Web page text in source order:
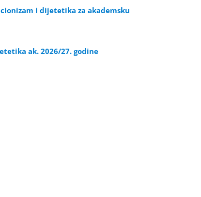
i dijetetika za akademsku
ak. 2026/27. godine